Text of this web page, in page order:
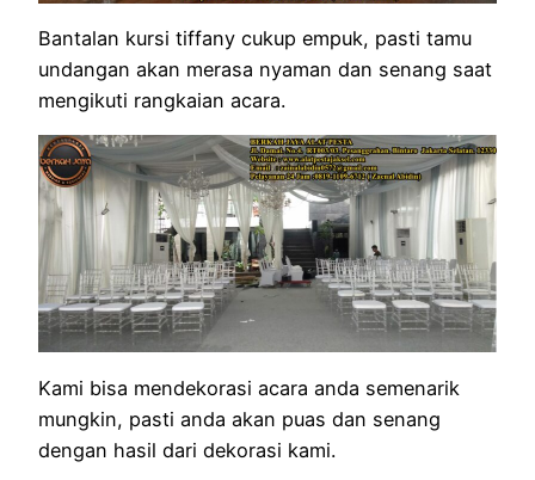
Bantalan kursi tiffany cukup empuk, pasti tamu
undangan akan merasa nyaman dan senang saat
mengikuti rangkaian acara.
Kami bisa mendekorasi acara anda semenarik
mungkin, pasti anda akan puas dan senang
dengan hasil dari dekorasi kami.